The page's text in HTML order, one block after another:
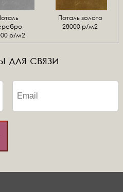
р/м2
Поталь золото
28000 р/м2
для связи